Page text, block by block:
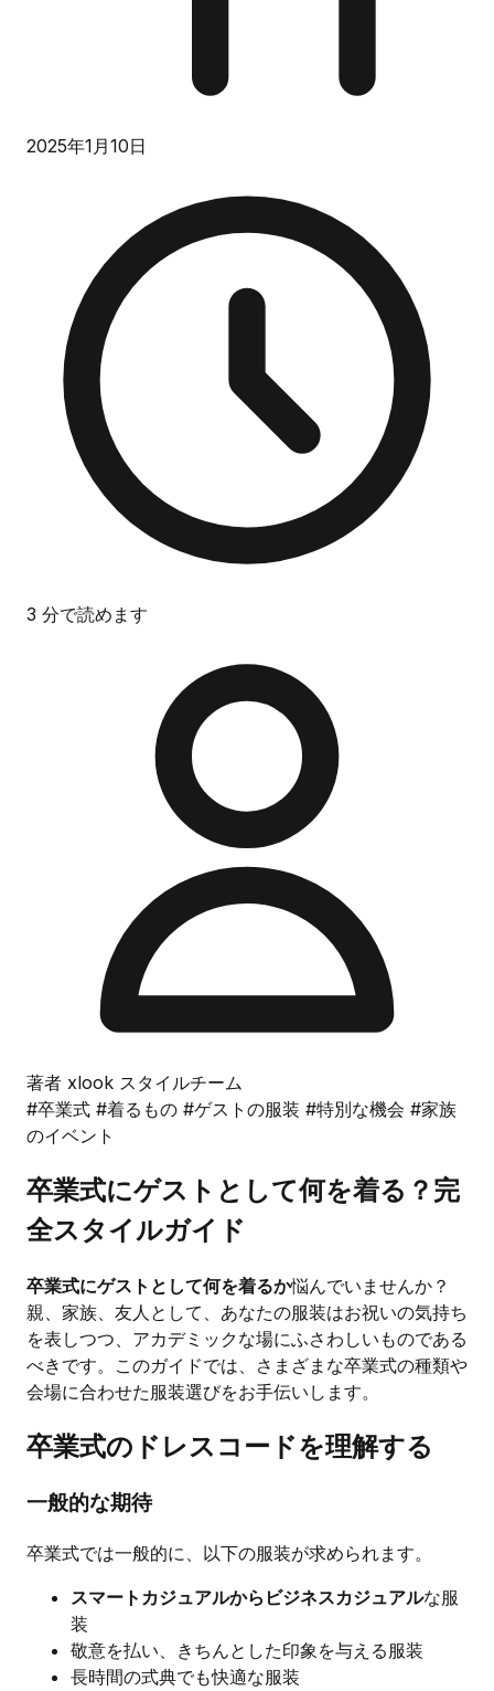
2025年1月10日
3 分で読めます
著者 xlook スタイルチーム
#卒業式 #着るもの #ゲストの服装 #特別な機会 #家族
のイベント
卒業式にゲストとして何を着る？完
全スタイルガイド
卒業式にゲストとして何を着るか悩んでいませんか？
親、家族、友人として、あなたの服装はお祝いの気持ち
を表しつつ、アカデミックな場にふさわしいものである
べきです。このガイドでは、さまざまな卒業式の種類や
会場に合わせた服装選びをお手伝いします。
卒業式のドレスコードを理解する
一般的な期待
卒業式では一般的に、以下の服装が求められます。
スマートカジュアルからビジネスカジュアルな服
装
敬意を払い、きちんとした印象を与える服装
長時間の式典でも快適な服装